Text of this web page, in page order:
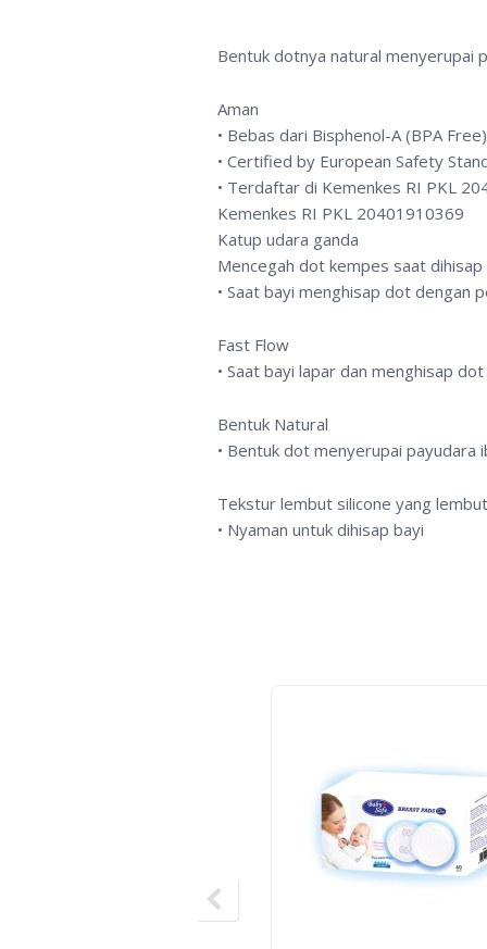
Bentuk dotnya natural menyerupai
Aman
• Bebas dari Bisphenol-A (BPA Free)
• Certified by European Safety
• Terdaftar di Kemenkes RI PKL
Kemenkes RI PKL 20401910369
Katup udara ganda
Mencegah dot kempes saat dihisap
• Saat bayi menghisap dot dengan
Fast Flow
• Saat bayi lapar dan menghisap
Bentuk Natural
• Bentuk dot menyerupai payudara
Tekstur lembut silicone yang
• Nyaman untuk dihisap bayi